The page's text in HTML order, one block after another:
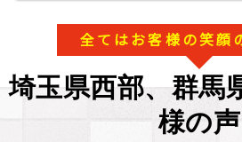
全てはお客様の笑顔
埼玉県西部、群馬
様の声